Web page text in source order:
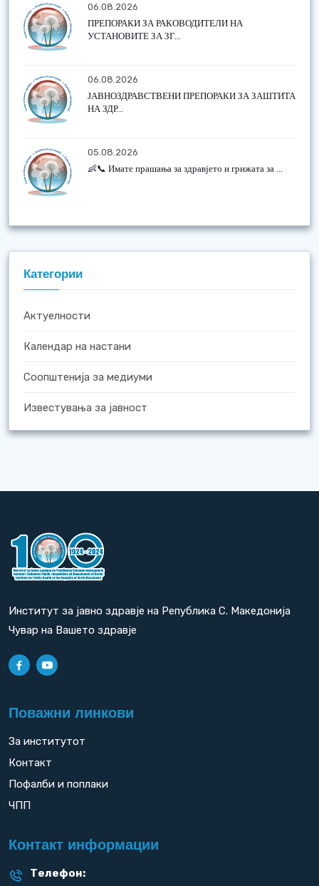
06.08.2026
ПРЕПОРАКИ ЗА РАКОВОДИТЕЛИ НА
УСТАНОВИТЕ ЗА ЗГ...
06.08.2026
ЈАВНОЗДРАВСТВЕНИ ПРЕПОРАКИ ЗА ЗАШТИТА
НА ЗДР...
05.08.2026
👶📞 Имате прашања за здравјето и грижата за ...
Категории
Актуелности
Календар на настани
Соопштенија за медиуми
Известувања за јавност
Институт за јавно здравје на Република С. Македонија
Чувар на Вашето здравје
Поважни линкови
За институтот
Контакт
Пофалби и поплаки
ЧПП
Контакт информации
Телефон: